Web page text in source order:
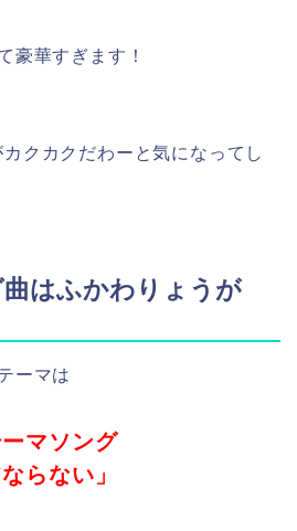
豪華すぎます！
クカクだわーと気になってし
はふかわりょうが
ーマは
マソング
らない」